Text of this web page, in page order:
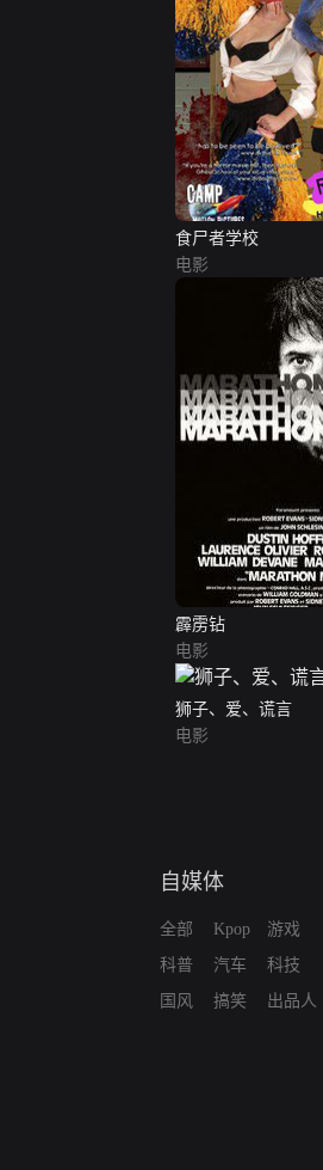
食尸者学校
电影
霹雳钻
电影
狮子、爱、谎言
电影
自媒体
全部
科普
国风
Kpop
汽车
搞笑
游戏
科技
出品人